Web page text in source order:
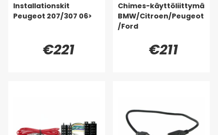
Installationskit
Peugeot 207/307 06>
€221
Chimes-käyttöliittymä
BMW/Citroen/Peugeot
/Ford
€211